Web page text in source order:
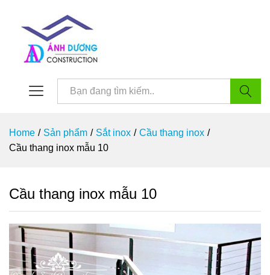
Home / Sản phẩm / Sắt inox / Cầu thang inox /
Cầu thang inox mẫu 10
Cầu thang inox mẫu 10